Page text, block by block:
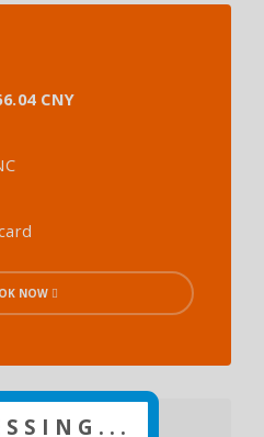
S S I N G . . .
CNY
NOW